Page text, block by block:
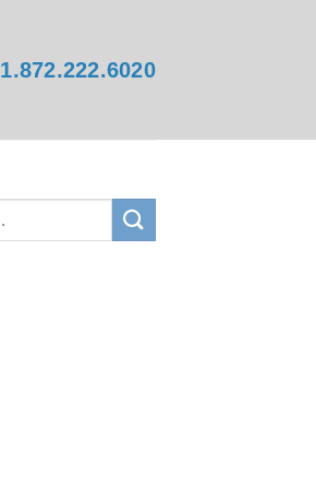
1.872.222.6020